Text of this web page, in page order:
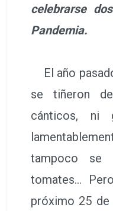
celebrarse
Pandemia.
El año
se tiñeron
cánticos, ni
tampoco se
tomates…
próximo 25